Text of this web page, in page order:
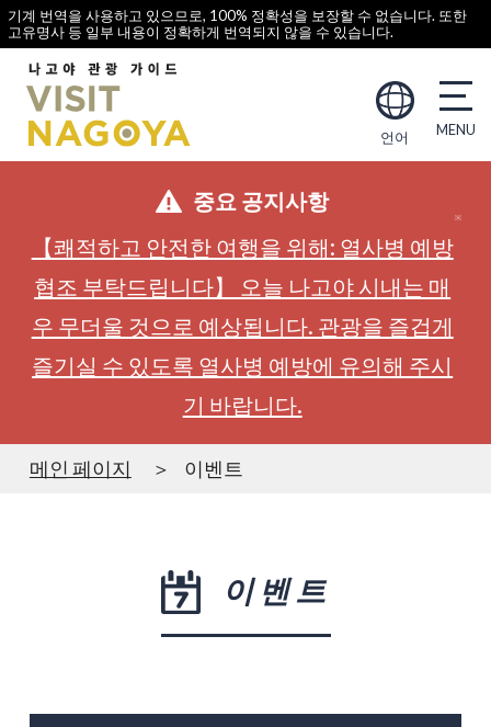
기계 번역을 사용하고 있으므로, 100% 정확성을 보장할 수 없습니다. 또한
고유명사 등 일부 내용이 정확하게 번역되지 않을 수 있습니다.
언어
중요 공지사항
【쾌적하고 안전한 여행을 위해: 열사병 예방
협조 부탁드립니다】 오늘 나고야 시내는 매
우 무더울 것으로 예상됩니다. 관광을 즐겁게
즐기실 수 있도록 열사병 예방에 유의해 주시
기 바랍니다.
메인 페이지 이벤트
이벤트